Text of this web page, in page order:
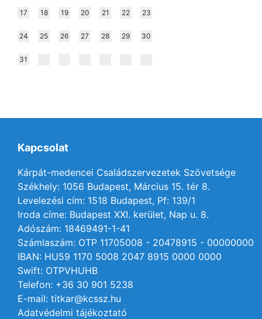
17 18 19 20 21 22 23
24 25 26 27 28 29 30
31
Kapcsolat
Kárpát-medencei Családszervezetek Szövetsége
Székhely: 1056 Budapest, Március 15. tér 8.
Levelezési cím: 1518 Budapest, Pf: 139/1
Iroda címe: Budapest XXI. kerület, Nap u. 8.
Adószám: 18469491-1-41
Számlaszám: OTP 11705008 - 20478915 - 00000000
IBAN: HU59 1170 5008 2047 8915 0000 0000
Swift: OTPVHUHB
Telefon: +36 30 901 5238
E-mail: titkar@kcssz.hu
Adatvédelmi tájékoztató